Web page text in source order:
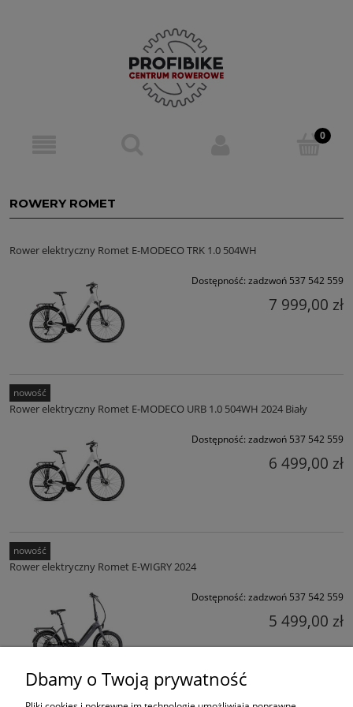
ROWERY ROMET
Rower elektryczny Romet E-MODECO TRK 1.0 504WH
Dostępność: zadzwoń 537 542 559
7 999,00 zł
Rower elektryczny Romet E-MODECO URB 1.0 504WH 2024 Biały
Dostępność: zadzwoń 537 542 559
6 499,00 zł
nowość
Rower elektryczny Romet E-WIGRY 2024
Dostępność: zadzwoń 537 542 559
5 499,00 zł
nowość
Dbamy o Twoją prywatność